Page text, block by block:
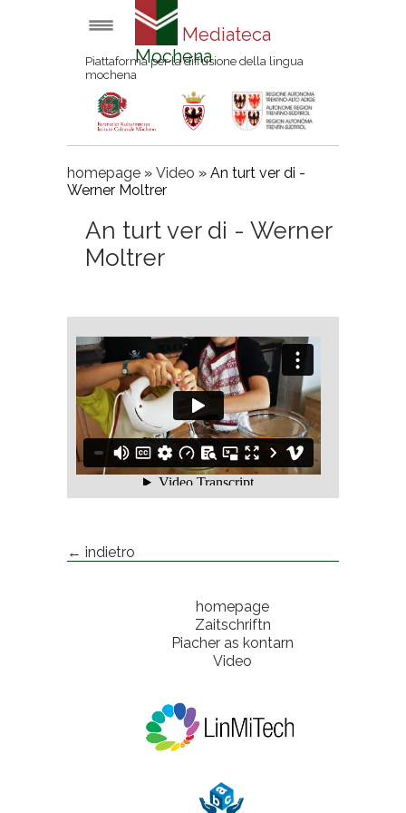
Mediateca
Mochena
Piattaforma per la diffusione della lingua
mochena
homepage » Video » An turt ver di -
Werner Moltrer
An turt ver di - Werner
Moltrer
← indietro
homepage
Zaitschriftn
Piacher as kontarn
Video